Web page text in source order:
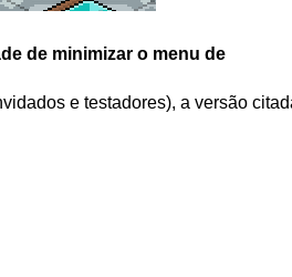
de minimizar o menu de
e testadores), a versão